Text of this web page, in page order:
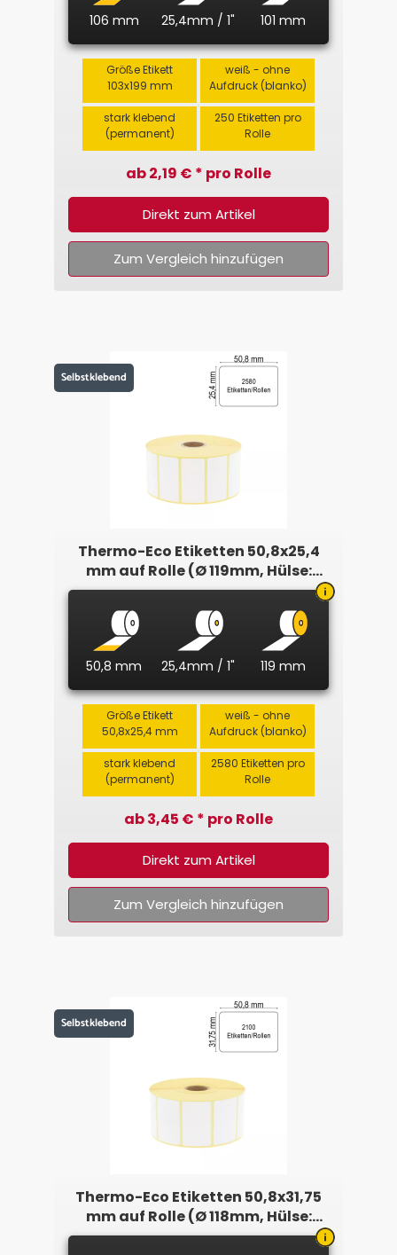
106 mm 25,4mm / 1" 101 mm
Größe Etikett
103x199 mm
weiß - ohne
Aufdruck (blanko)
stark klebend
(permanent)
250 Etiketten pro
Rolle
ab 2,19 € * pro Rolle
Direkt zum Artikel
Zum Vergleich hinzufügen
Selbstklebend
Thermo-Eco Etiketten 50,8x25,4
mm auf Rolle (Ø 119mm, Hülse:
25,4mm)
50,8 mm 25,4mm / 1" 119 mm
Größe Etikett
50,8x25,4 mm
weiß - ohne
Aufdruck (blanko)
stark klebend
(permanent)
2580 Etiketten pro
Rolle
ab 3,45 € * pro Rolle
Direkt zum Artikel
Zum Vergleich hinzufügen
Selbstklebend
Thermo-Eco Etiketten 50,8x31,75
mm auf Rolle (Ø 118mm, Hülse:
25,4mm)